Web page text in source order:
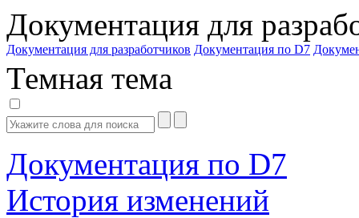
Документация для
Документация для разработчиков Документация по D7
Темная тема
Документация по D7
История изменений